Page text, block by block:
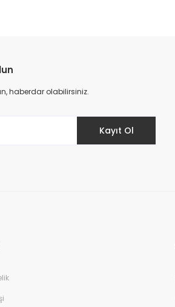
haberdar olabilirsiniz.
Kayıt Ol